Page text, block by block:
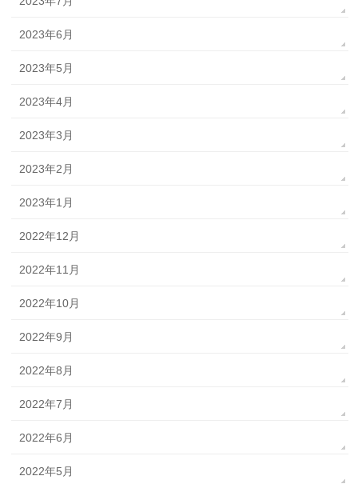
2023年6月
2023年5月
2023年4月
2023年3月
2023年2月
2023年1月
2022年12月
2022年11月
2022年10月
2022年9月
2022年8月
2022年7月
2022年6月
2022年5月